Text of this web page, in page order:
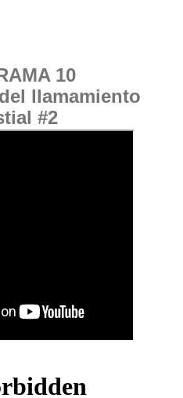
10
llamamiento
#2